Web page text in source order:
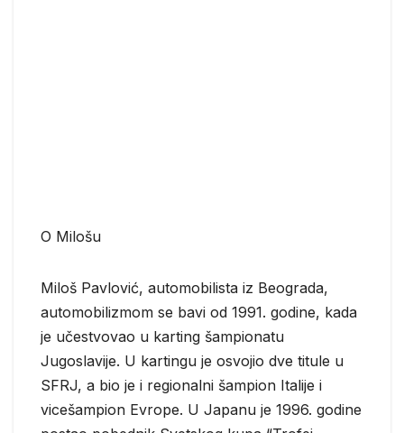
O Milošu
Miloš Pavlović, automobilista iz Beograda,
automobilizmom se bavi od 1991. godine, kada
je učestvovao u karting šampionatu
Jugoslavije. U kartingu je osvojio dve titule u
SFRJ, a bio je i regionalni šampion Italije i
vicešampion Evrope. U Japanu je 1996. godine